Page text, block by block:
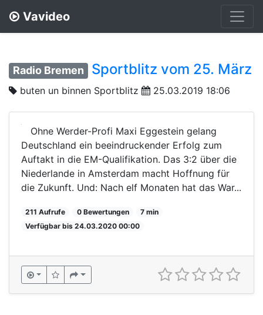
Vavideo
Radio Bremen Sportblitz vom 25. März
buten un binnen Sportblitz 25.03.2019 18:06
Ohne Werder-Profi Maxi Eggestein gelang
Deutschland ein beeindruckender Erfolg zum
Auftakt in die EM-Qualifikation. Das 3:2 über die
Niederlande in Amsterdam macht Hoffnung für
die Zukunft. Und: Nach elf Monaten hat das War...
211 Aufrufe 0 Bewertungen
7 min
Verfügbar bis 24.03.2020 00:00